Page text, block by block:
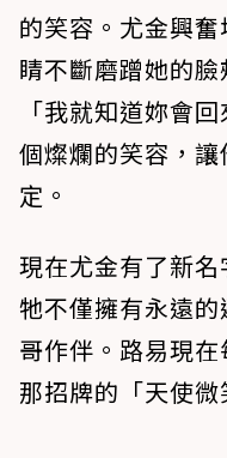
的笑容。尤金興
睛不斷磨蹭她的
「我就知道妳會
個燦爛的笑容，
定。
現在尤金有了新
牠不僅擁有永遠
哥作伴。路易現在
那招牌的「天使微